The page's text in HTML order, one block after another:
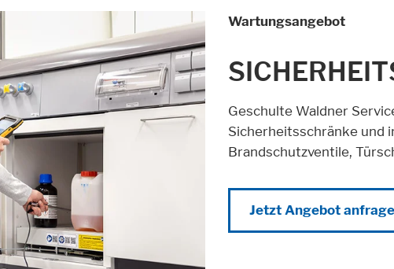
Wartungsangebot
Geschulte Waldner
Sicherheitsschränke und
Brandschutzventile,
Jetzt Angebot